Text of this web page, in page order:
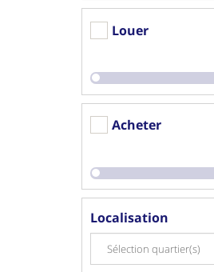
Louer
Acheter
Localisation
Sélection quartier(s)